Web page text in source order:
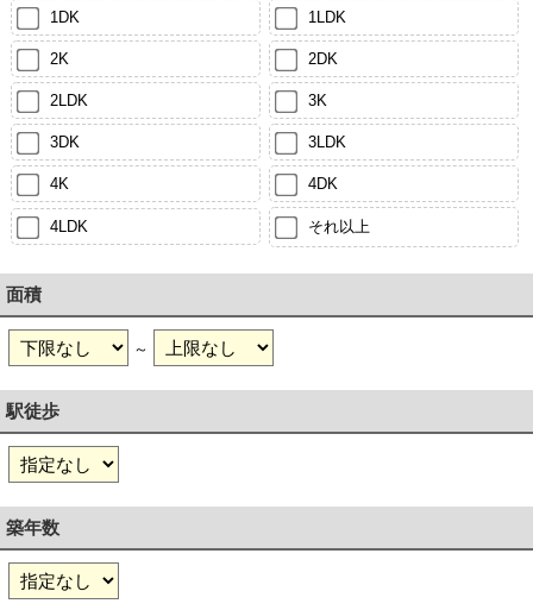
1DK 1LDK
2K 2DK
2LDK 3K
3DK 3LDK
4K 4DK
4LDK それ以上
面積
～
駅徒歩
築年数